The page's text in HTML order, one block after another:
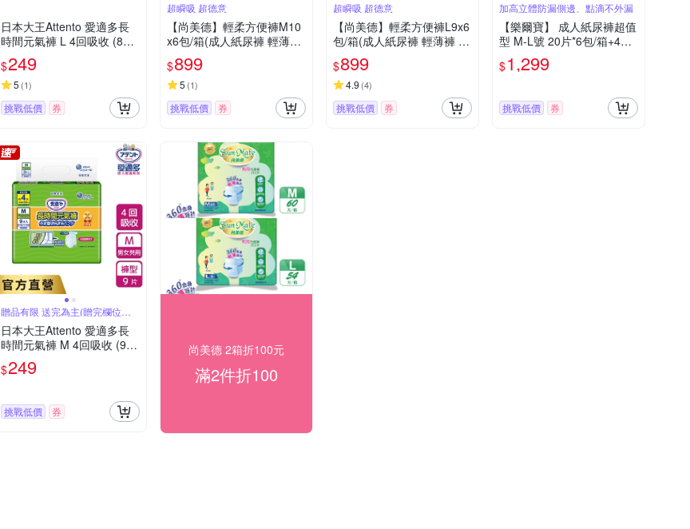
日本大王Attento 愛適多長
時間元氣褲 L 4回吸收 (8片/
包)
$249
5 (1)
挑戰低價 券
超瞬吸 超德意
【尚美德】輕柔方便褲M10
x6包/箱(成人紙尿褲 輕薄褲
褲型紙尿褲)
$899
5 (1)
挑戰低價 券
超瞬吸 超德意
【尚美德】輕柔方便褲L9x6
包/箱(成人紙尿褲 輕薄褲 褲
型紙尿褲)
$899
4.9 (4)
挑戰低價 券
加高立體防漏側邊、點滴不外漏
【樂爾寶】 成人紙尿褲超值
型 M-L號 20片*6包/箱+4層
抽取衛生紙*2包
$1,299
挑戰低價 券
贈品有限 送完為主(贈完欄位即
消失)
日本大王Attento 愛適多長
時間元氣褲 M 4回吸收 (9
片/包)
$249
挑戰低價 券
尚美德 2箱折100元
滿2件折100